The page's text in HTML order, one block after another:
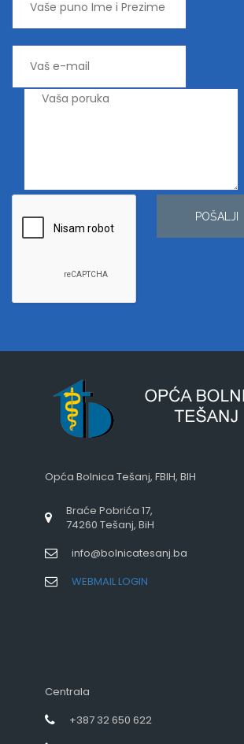
POŠALJI
Opća Bolnica Tešanj, FBIH, BIH
Braće Pobrića 17,
74260 Tešanj, BiH
info@bolnicatesanj.ba
WEBMAIL LOGIN
Centrala
+387 32 650 622